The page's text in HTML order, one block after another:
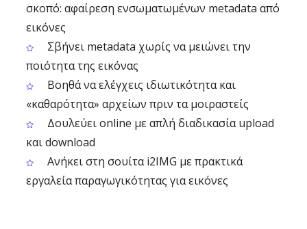
σκοπό: αφαίρεση ενσωματωμένων metadata από
εικόνες
Σβήνει metadata χωρίς να μειώνει την
ποιότητα της εικόνας
Βοηθά να ελέγχεις ιδιωτικότητα και
«καθαρότητα» αρχείων πριν τα μοιραστείς
Δουλεύει online με απλή διαδικασία upload
και download
Ανήκει στη σουίτα i2IMG με πρακτικά
εργαλεία παραγωγικότητας για εικόνες